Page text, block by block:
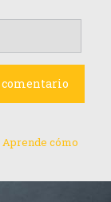
Aprende cómo